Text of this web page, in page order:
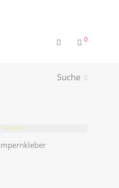
0
Suche
⭐️⭐️⭐️⭐️⭐️